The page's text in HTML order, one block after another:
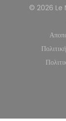
© 2026 Le